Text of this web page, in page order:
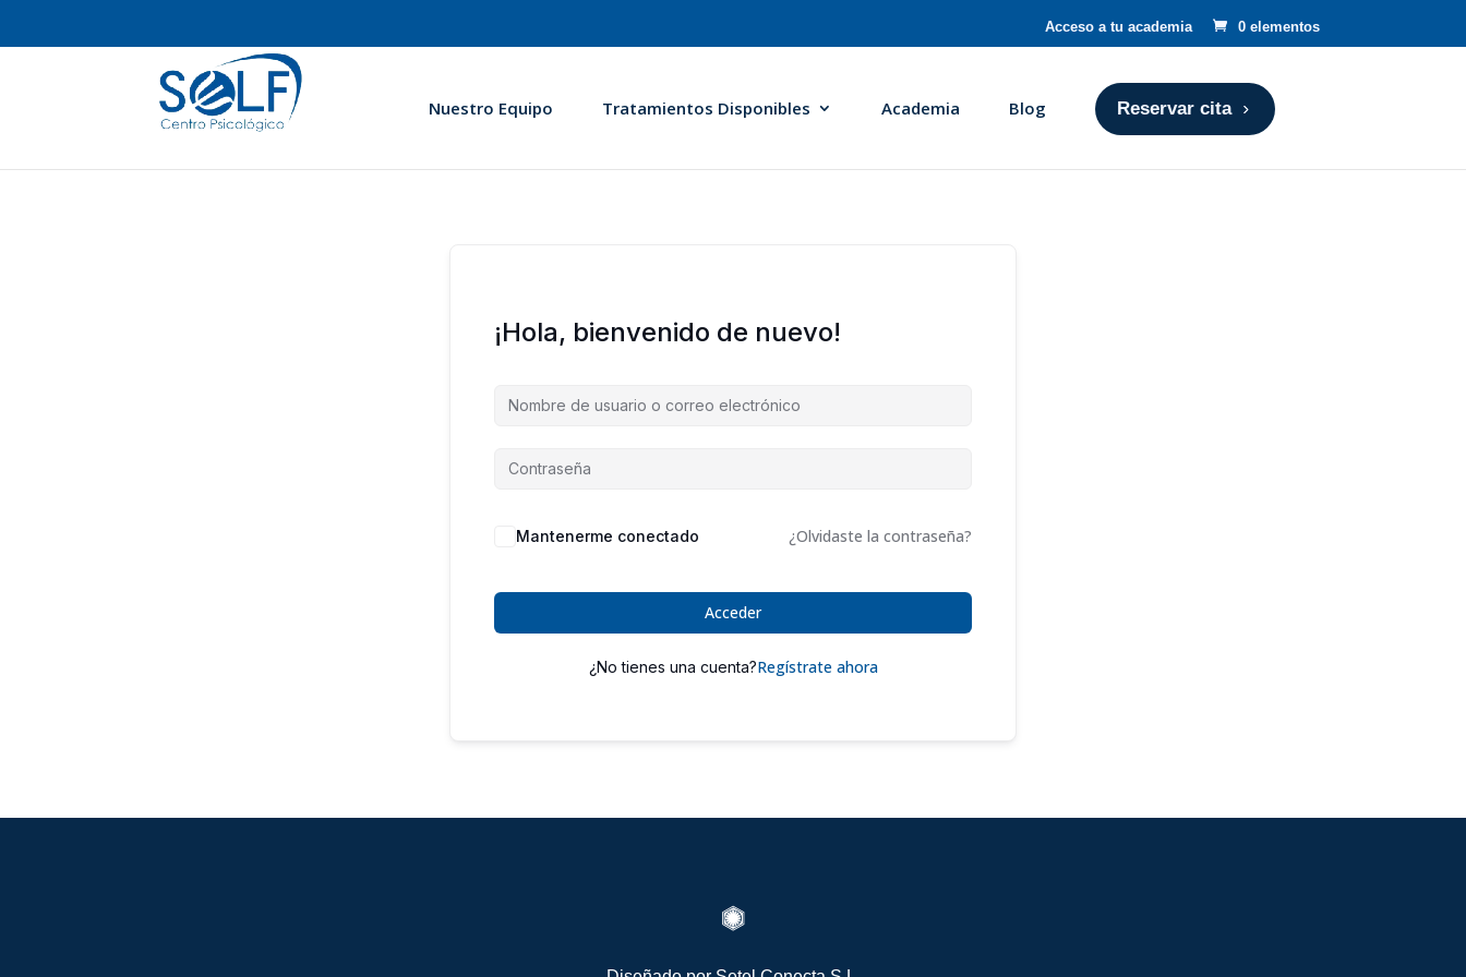
Acceso a tu academia 0 elementos
Nuestro Equipo Tratamientos Disponibles Academia Blog Reservar cita
¡Hola, bienvenido de nuevo!
Mantenerme conectado ¿Olvidaste la contraseña?
Acceder
¿No tienes una cuenta?Regístrate ahora
